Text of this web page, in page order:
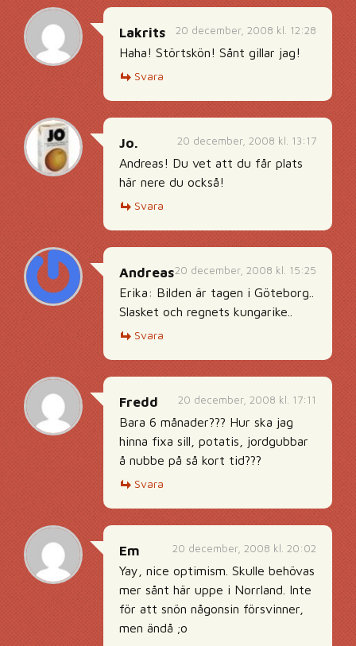
20 december, 2008 kl. 12:28
Lakrits
Haha! Störtskön! Sånt gillar jag!
Svara
20 december, 2008 kl. 13:17
Jo.
Andreas! Du vet att du får plats
här nere du också!
Svara
20 december, 2008 kl. 15:25
Andreas
Erika: Bilden är tagen i Göteborg..
Slasket och regnets kungarike..
Svara
20 december, 2008 kl. 17:11
Fredd
Bara 6 månader??? Hur ska jag
hinna fixa sill, potatis, jordgubbar
å nubbe på så kort tid???
Svara
20 december, 2008 kl. 20:02
Em
Yay, nice optimism. Skulle behövas
mer sånt här uppe i Norrland. Inte
för att snön någonsin försvinner,
men ändå ;o